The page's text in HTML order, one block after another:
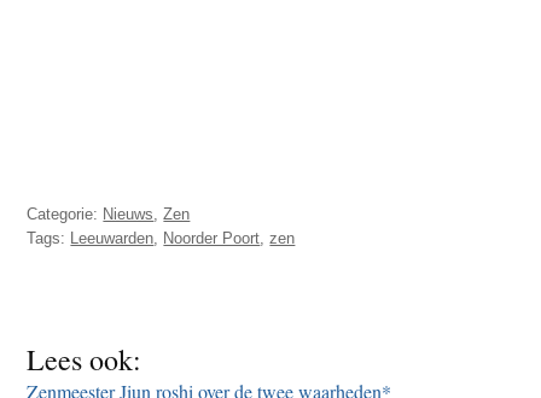
Categorie: Nieuws ,Zen
Tags: Leeuwarden Noorder Poort ,zen
Lees ook:
Zenmeester Jiun roshi over de twee waarheden*